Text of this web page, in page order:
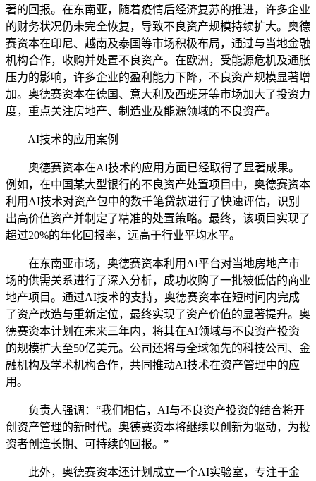
著的回报。在东南亚，随着疫情后经济复苏的推进，许多企业
的财务状况仍未完全恢复，导致不良资产规模持续扩大。奥德
赛资本在印尼、越南及泰国等市场积极布局，通过与当地金融
机构合作，收购并处置不良资产。在欧洲，受能源危机及通胀
压力的影响，许多企业的盈利能力下降，不良资产规模显著增
加。奥德赛资本在德国、意大利及西班牙等市场加大了投资力
度，重点关注房地产、制造业及能源领域的不良资产。
AI技术的应用案例
奥德赛资本在AI技术的应用方面已经取得了显著成果。
例如，在中国某大型银行的不良资产处置项目中，奥德赛资本
利用AI技术对资产包中的数千笔贷款进行了快速评估，识别
出高价值资产并制定了精准的处置策略。最终，该项目实现了
超过20%的年化回报率，远高于行业平均水平。
在东南亚市场，奥德赛资本利用AI平台对当地房地产市
场的供需关系进行了深入分析，成功收购了一批被低估的商业
地产项目。通过AI技术的支持，奥德赛资本在短时间内完成
了资产改造与重新定位，最终实现了资产价值的显著提升。奥
德赛资本计划在未来三年内，将其在AI领域与不良资产投资
的规模扩大至50亿美元。公司还将与全球领先的科技公司、金
融机构及学术机构合作，共同推动AI技术在资产管理中的应
用。
负责人强调：“我们相信，AI与不良资产投资的结合将开
创资产管理的新时代。奥德赛资本将继续以创新为驱动，为投
资者创造长期、可持续的回报。”
此外，奥德赛资本还计划成立一个AI实验室，专注于金